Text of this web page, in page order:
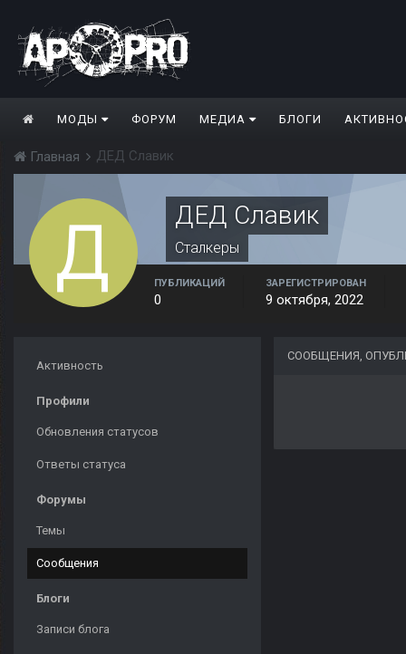
МОДЫ ФОРУМ МЕДИА БЛОГИ
Главная ДЕД Славик
ДЕД Славик
Сталкеры
ПУБЛИКАЦИЙ
0
ЗАРЕГИСТРИРОВАН
9 октября, 2022
Активность
Профили
Обновления статусов
Ответы статуса
Форумы
Темы
Сообщения
Блоги
Записи блога
СООБЩЕНИЯ,